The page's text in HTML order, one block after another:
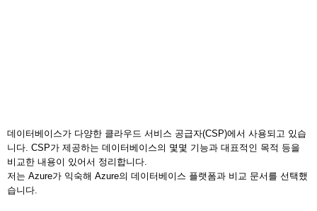
데이터베이스가 다양한 클라우드 서비스 공급자(CSP)에서 사용되고 있습
니다. CSP가 제공하는 데이터베이스의 몇몇 기능과 대표적인 목적 등을
비교한 내용이 있어서 정리합니다.
저는 Azure가 익숙해 Azure의 데이터베이스 플랫폼과 비교 문서를 선택했
습니다.